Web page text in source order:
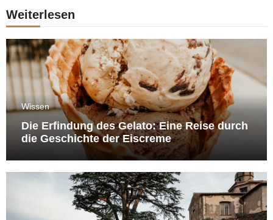
Weiterlesen
Wissen
Die Erfindung des Gelato: Eine Reise durch
die Geschichte der Eiscreme